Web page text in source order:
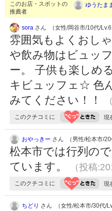
このお店・スポットの
推薦者
ゆうたま
sora さん （女性/岡谷市/10代/Lv.6
雰囲気もよくおし
や飲み物はビュッ
ー。 子供も楽しめ
キビュッフェ☆ 色
みてください！！
このクチコミに 現
おやっきー さん （男性/松本市/20
松本市では行列の
ています。
（投稿
このクチコミに 現
ちどり さん （女性/松本市/30代/